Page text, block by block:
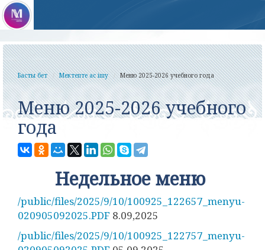
Басты бет Мектепте ас ішу Меню 2025-2026 учебного года
Меню 2025-2026 учебного
года
Недельное меню
/public/files/2025/9/10/100925_122657_menyu-
020905092025.PDF 8.09,2025
/public/files/2025/9/10/100925_122757_menyu-